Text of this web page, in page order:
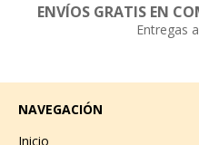
ENVÍOS GRATIS EN
Entregas
NAVEGACIÓN
Inicio